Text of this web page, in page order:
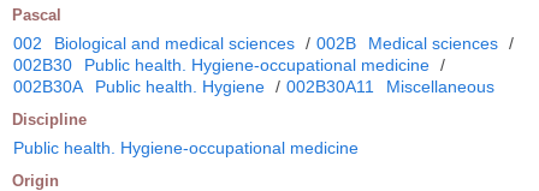
Pascal
002 Biological and medical sciences / 002B Medical sciences /
002B30
Public health. Hygiene-occupational medicine /
002B30A
Public health. Hygiene / 002B30A11 Miscellaneous
Discipline
Public health. Hygiene-occupational medicine
Origin